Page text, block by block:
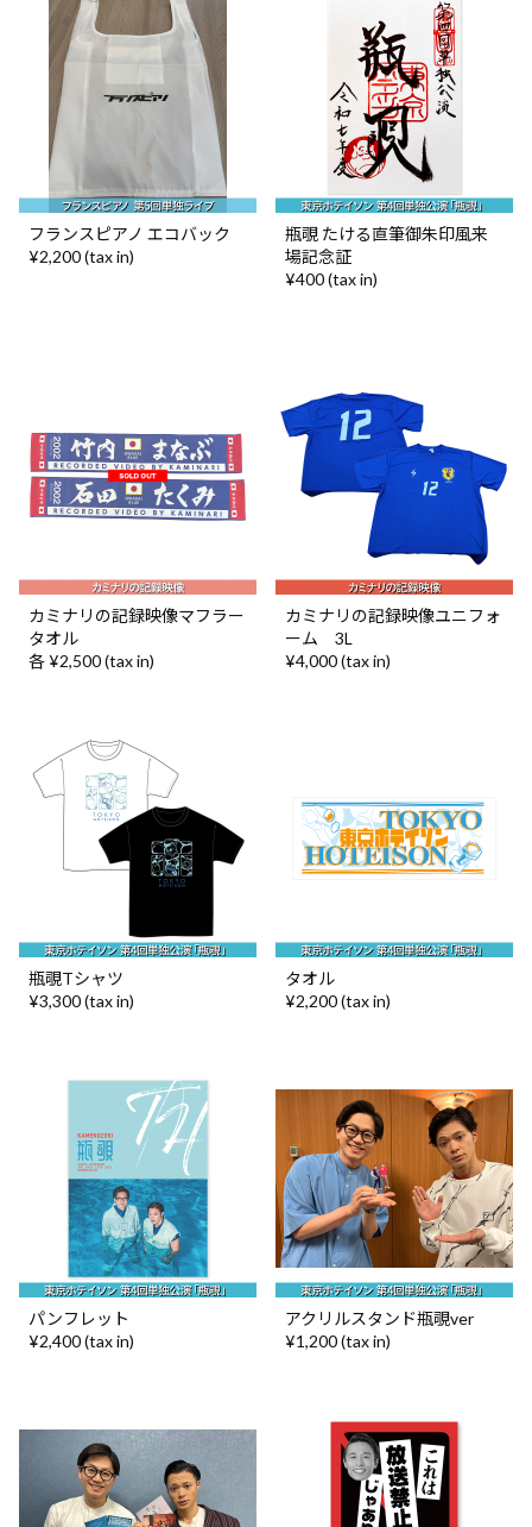
フランスピアノ エコバック
¥2,200 (tax in)
瓶覗 たける直筆御朱印風来
場記念証
¥400 (tax in)
カミナリの記録映像マフラー
タオル
各 ¥2,500 (tax in)
カミナリの記録映像ユニフォ
ーム 3L
¥4,000 (tax in)
瓶覗Tシャツ
¥3,300 (tax in)
タオル
¥2,200 (tax in)
パンフレット
¥2,400 (tax in)
アクリルスタンド瓶覗ver
¥1,200 (tax in)